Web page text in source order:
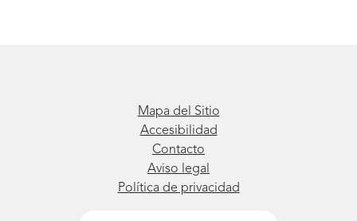
Mapa del Sitio
Accesibilidad
Contacto
Aviso legal
Política de privacidad